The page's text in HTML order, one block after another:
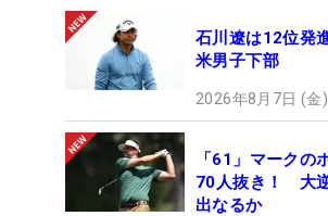
石川遼は12位
米男子下部
2026年8月7日 (金
「61」マークの
70人抜き！ 大
出なるか